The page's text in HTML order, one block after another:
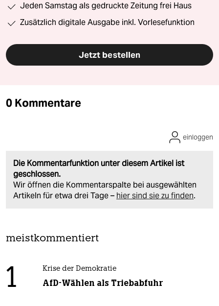
Jeden Samstag als gedruckte Zeitung frei Haus
Zusätzlich digitale Ausgabe inkl. Vorlesefunktion
Jetzt bestellen
0 Kommentare
Die Kommentarfunktion unter diesem Artikel ist
geschlossen.
Wir öffnen die Kommentarspalte bei ausgewählten
Artikeln für etwa drei Tage – hier sind sie zu finden.
einloggen
meistkommentiert
1 Krise der Demokratie
AfD-Wählen als Triebabfuhr